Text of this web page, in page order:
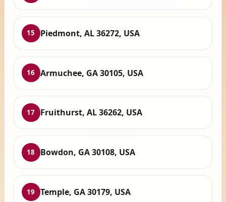
15 Piedmont, AL 36272, USA
16 Armuchee, GA 30105, USA
17 Fruithurst, AL 36262, USA
18 Bowdon, GA 30108, USA
19 Temple, GA 30179, USA